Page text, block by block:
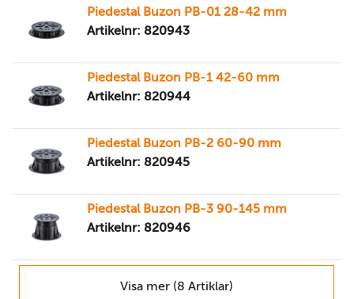
Piedestal Buzon PB-01 28-42 mm
Artikelnr: 820943
Piedestal Buzon PB-1 42-60 mm
Artikelnr: 820944
Piedestal Buzon PB-2 60-90 mm
Artikelnr: 820945
Piedestal Buzon PB-3 90-145 mm
Artikelnr: 820946
Visa mer (8 Artiklar)